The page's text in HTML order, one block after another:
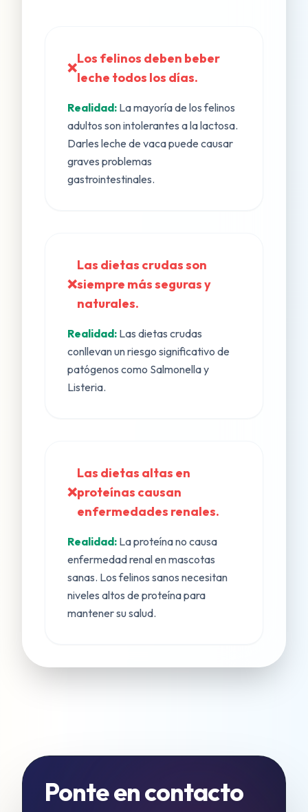
❌
Los felinos deben beber
leche todos los días.
Realidad: La mayoría de los felinos
adultos son intolerantes a la lactosa.
Darles leche de vaca puede causar
graves problemas
gastrointestinales.
❌
Las dietas crudas son
siempre más seguras y
naturales.
Realidad: Las dietas crudas
conllevan un riesgo significativo de
patógenos como Salmonella y
Listeria.
❌
Las dietas altas en
proteínas causan
enfermedades renales.
Realidad: La proteína no causa
enfermedad renal en mascotas
sanas. Los felinos sanos necesitan
niveles altos de proteína para
mantener su salud.
Ponte en contacto